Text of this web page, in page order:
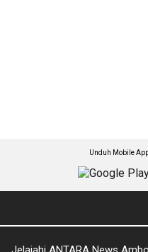
Unduh Mobile